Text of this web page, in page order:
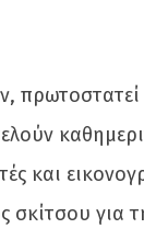
πρωτοστατεί
και
σκίτσου